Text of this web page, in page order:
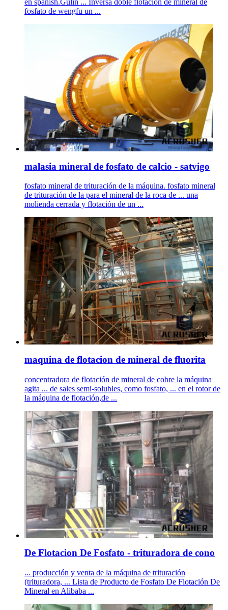
fosfato de wengfu un ...
malasia mineral de fosfato de calcio - satvigo
fosfato mineral de trituración de la máquina. fosfato mineral
de trituración de la para el mineral de la roca de ... una
molienda cerrada y flotación de un ...
maquina de flotacion de mineral de fluorita
concentradora de flotación de mineral de cobre la máquina
agita ... de sales semi-solubles, como fosfato, ... en el rotor de
la máquina de flotación,de ...
De Flotacion De Fosfato - trituradora de cono
... producción y venta de la máquina de trituración
(trituradora, ... Lista de Producto de Fosfato De Flotación De
Mineral en Alibaba ...